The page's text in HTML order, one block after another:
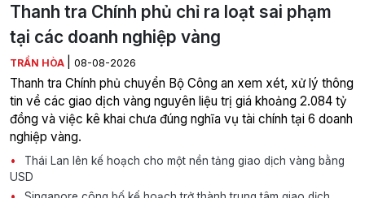
Thanh tra Chính phủ chỉ ra loạt sai phạm
tại các doanh nghiệp vàng
TRẦN HÒA 08-08-2026
Thanh tra Chính phủ chuyển Bộ Công an xem xét, xử lý thông
tin về các giao dịch vàng nguyên liệu trị giá khoảng 2.084 tỷ
đồng và việc kê khai chưa đúng nghĩa vụ tài chính tại 6 doanh
nghiệp vàng.
Thái Lan lên kế hoạch cho một nền tảng giao dịch vàng bằng
USD